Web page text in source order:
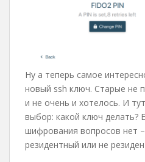
Ну а теперь самое
новый ssh ключ. Старые не
и не очень и хотелось. И
выбор: какой ключ делать?
шифрования вопросов нет
резидентный или не